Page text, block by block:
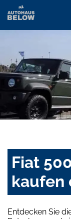
Fiat
kaufen
Entdecken Sie